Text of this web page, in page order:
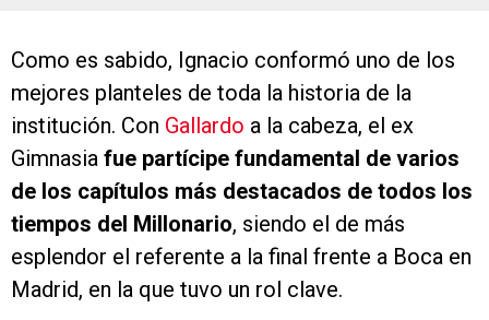
Como es sabido, Ignacio conformó uno de los
mejores planteles de toda la historia de la
institución. Con Gallardo a la cabeza, el ex
Gimnasia fue partícipe fundamental de varios
de los capítulos más destacados de todos los
tiempos del Millonario, siendo el de más
esplendor el referente a la final frente a Boca en
Madrid, en la que tuvo un rol clave.